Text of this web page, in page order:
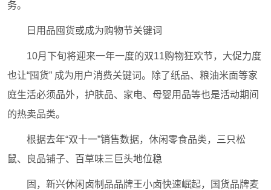
务。
日用品囤货或成为购物节关键词
10月下旬将迎来一年一度的双11购物狂欢节，大促力度
也让“囤货” 成为用户消费关键词。除了纸品、粮油米面等家
庭生活必须品外，护肤品、家电、母婴用品等也是活动期间
的热卖品类。
根据去年“双十一”销售数据，休闲零食品类，三只松
鼠、良品铺子、百草味三巨头地位稳
固，新兴休闲卤制品品牌王小卤快速崛起，国货品牌麦